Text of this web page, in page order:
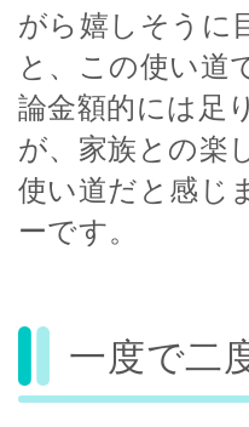
がら嬉しそうに
と、この使い道
論金額的には足
が、家族との楽
使い道だと感じ
ーです。
一度で二